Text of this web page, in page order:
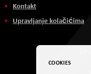
Kontakt
Upravljanje kolačićima
COOKIES